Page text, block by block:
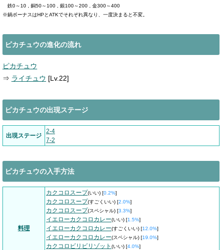
鉄0～10 , 銅50～100 , 銀100～200 , 金300～400
※鍋ボーナスはHPとATKでそれぞれ異なり、一度決まると不変。
ピカチュウの進化の流れ
ピカチュウ
⇒ ライチュウ [Lv.22]
ピカチュウの出現ステージ
出現ステージ
2-4
7-2
ピカチュウの入手方法
料理
カクコロスープ(いい) [0.2%]
カクコロスープ(すごくいい) [2.0%]
カクコロスープ(スペシャル) [3.3%]
イエローカクコロカレー(いい) [1.5%]
イエローカクコロカレー(すごくいい) [12.0%]
イエローカクコロカレー(スペシャル) [19.0%]
カクコロビリビリゾット (いい) [4.0%]